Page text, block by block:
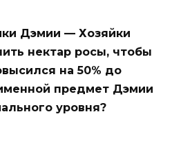
Дэмии — Хозяйки
нектар росы, чтобы
на 50% до
предмет Дэмии
уровня?